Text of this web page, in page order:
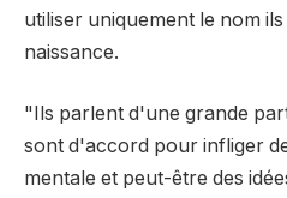
utiliser uniquement le nom
naissance.
"Ils parlent d'une grande
sont d'accord pour infliger
mentale et peut-être des